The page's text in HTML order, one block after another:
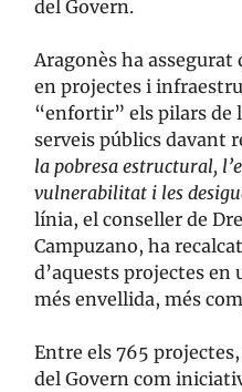
del Govern.
Aragonès ha
en projectes i
“enfortir” els pilars de
serveis públics davant
la pobresa estructural,
vulnerabilitat i les
línia, el conseller de
Campuzano, ha
d’aquests projectes en
més envellida, més
Entre els 765
del Govern com